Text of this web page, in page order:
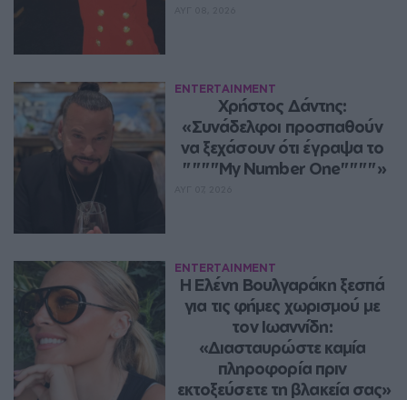
ENTERTAINMENT
Χρήστος Δάντης:
«Συνάδελφοι προσπαθούν
να ξεχάσουν ότι έγραψα το
""""My Number One""""»
ENTERTAINMENT
Η Ελένη Βουλγαράκη ξεσπά
για τις φήμες χωρισμού με
τον Ιωαννίδη:
«Διασταυρώστε καμία
πληροφορία πριν
εκτοξεύσετε τη βλακεία σας»